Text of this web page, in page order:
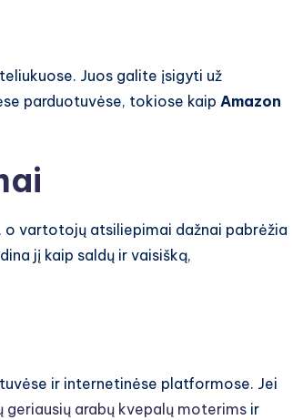
Juos galite įsigyti už
parduotuvėse, tokiose kaip Amazon
vartotojų atsiliepimai dažnai pabrėžia
jį kaip saldų ir vaisišką,
ir internetinėse platformose. Jei
geriausių arabų kvepalų moterims ir